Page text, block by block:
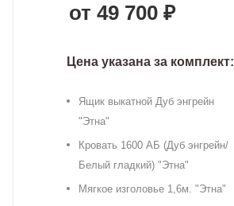
от 49 700 ₽
Цена указана за комплект:
Ящик выкатной Дуб энгрейн
"Этна"
Кровать 1600 АБ (Дуб энгрейн/
Белый гладкий) "Этна"
Мягкое изголовье 1,6м. "Этна"